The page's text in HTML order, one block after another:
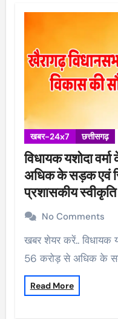
खबर-24x7 छत्तीसगढ़
विधायक यशोदा
अधिक के सड़क एवं
प्रशासकीय स्वीकृति
No Comments
खबर शेयर करें.. विधायक यशोदा नीलांबर वर्मा के प्रयासों से
56 करोड़ से अधिक के
Read More